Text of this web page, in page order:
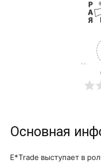
Основная
E*Trade выступает в